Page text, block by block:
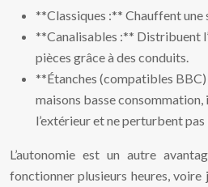
**Classiques :** Chauffent une
**Canalisables :** Distribuent
pièces grâce à des conduits.
**Étanches (compatibles BBC)
maisons basse consommation,
l’extérieur et ne perturbent
L’autonomie est un autre
fonctionner plusieurs heures, voire